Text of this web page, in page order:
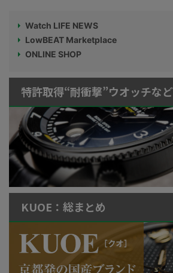
Watch LIFE NEWS
LowBEAT Marketplace
ONLINE SHOP
特許取得“耐衝撃”ウオッチなど
KUOE：総まとめ